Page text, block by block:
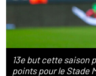
13e but cette saison
points pour le Stade